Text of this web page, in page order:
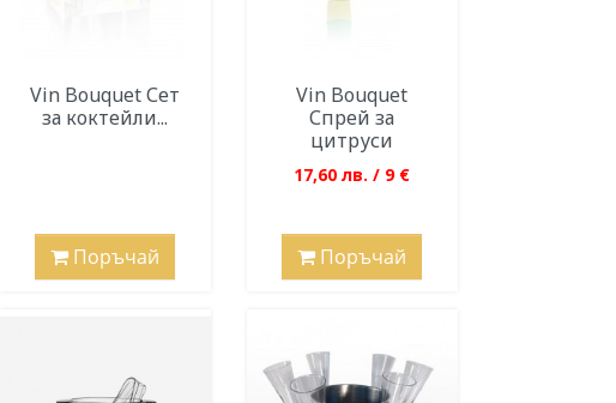
Vin Bouquet Сет
за коктейли...
Поръчай
Vin Bouquet
Спрей за
цитруси
17,60 лв. / 9 €
Поръчай